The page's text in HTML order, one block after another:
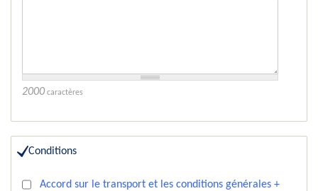
2000 caractères
Conditions
Accord sur le transport et les conditions générales +